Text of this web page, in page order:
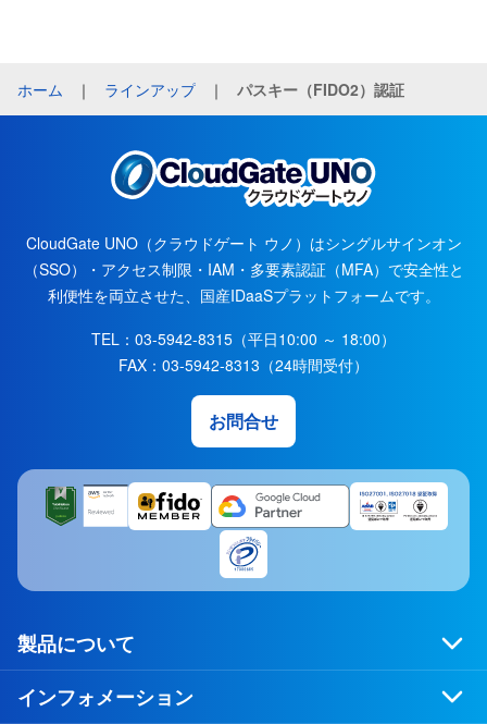
ホーム ｜ ラインアップ ｜ パスキー（FIDO2）認証
CloudGate UNO（クラウドゲート ウノ）はシングルサインオン
（SSO）・アクセス制限・IAM・多要素認証（MFA）で安全性と
利便性を両立させた、国産IDaaSプラットフォームです。
TEL： 03-5942-8315 （平日10:00 ～ 18:00）
FAX： 03-5942-8313 （24時間受付）
お問合せ
製品について
インフォメーション